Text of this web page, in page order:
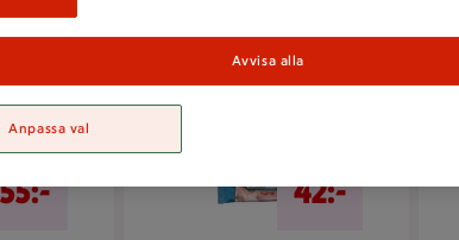
2 för 55 kr
55:- 42:-
Avvisa alla
Anpassa val